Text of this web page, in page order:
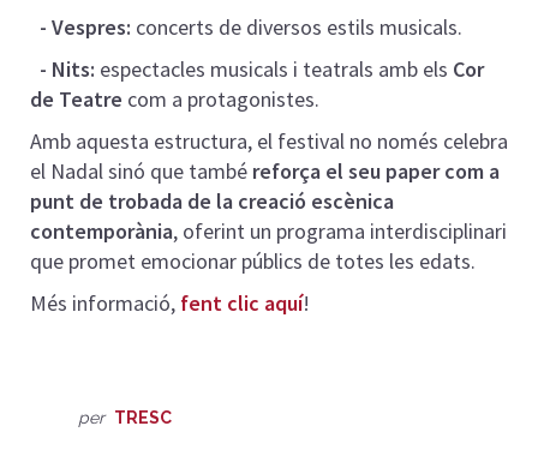
- Vespres: concerts de diversos estils musicals.
- Nits: espectacles musicals i teatrals amb els Cor
de Teatre com a protagonistes.
Amb aquesta estructura, el festival no només celebra
el Nadal sinó que també reforça el seu paper com a
punt de trobada de la creació escènica
contemporània, oferint un programa interdisciplinari
que promet emocionar públics de totes les edats.
Més informació, fent clic aquí!
per TRESC